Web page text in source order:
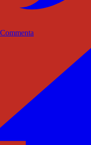
Commenta